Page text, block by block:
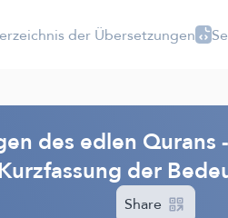
der Übersetzungen
des edlen
der
Share